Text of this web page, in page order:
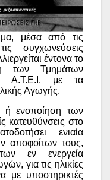
μέσα από τις
συγχωνεύσεις
έντονα το
των Τμημάτων
Α.Τ.Ε.Ι. με τα
Αγωγής.
ή ενοποίηση των
κατευθύνσεις στο
ενιαία
αποφοίτων τους,
εν ενεργεία
για τις ηλικίες
υποστηρικτές